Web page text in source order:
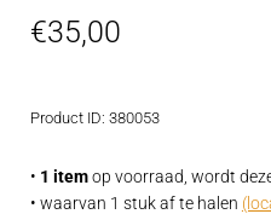
€35,00
Product ID: 380053
• 1 itemop voorraad, wordt
• waarvan 1 stuk af te halen